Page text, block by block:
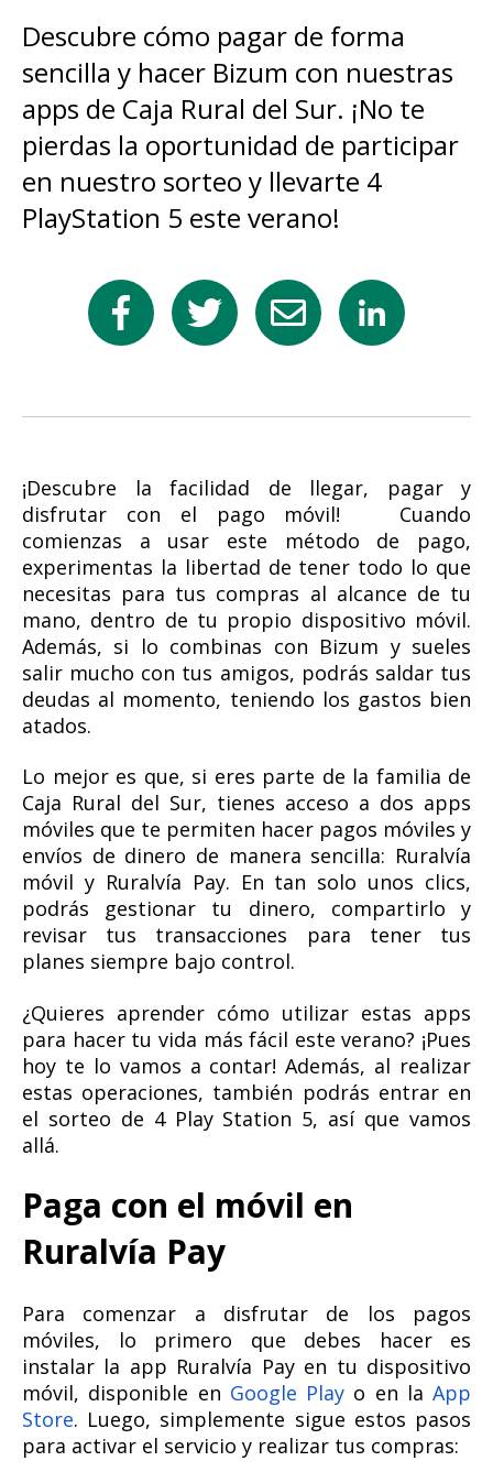
Descubre cómo pagar de forma
sencilla y hacer Bizum con nuestras
apps de Caja Rural del Sur. ¡No te
pierdas la oportunidad de participar
en nuestro sorteo y llevarte 4
PlayStation 5 este verano!
¡Descubre la facilidad de llegar, pagar y
disfrutar con el pago móvil! Cuando
comienzas a usar este método de pago,
experimentas la libertad de tener todo lo que
necesitas para tus compras al alcance de tu
mano, dentro de tu propio dispositivo móvil.
Además, si lo combinas con Bizum y sueles
salir mucho con tus amigos, podrás saldar tus
deudas al momento, teniendo los gastos bien
atados.
Lo mejor es que, si eres parte de la familia de
Caja Rural del Sur, tienes acceso a dos apps
móviles que te permiten hacer pagos móviles y
envíos de dinero de manera sencilla: Ruralvía
móvil y Ruralvía Pay. En tan solo unos clics,
podrás gestionar tu dinero, compartirlo y
revisar tus transacciones para tener tus
planes siempre bajo control.
¿Quieres aprender cómo utilizar estas apps
para hacer tu vida más fácil este verano? ¡Pues
hoy te lo vamos a contar! Además, al realizar
estas operaciones, también podrás entrar en
el sorteo de 4 Play Station 5, así que vamos
allá.
Paga con el móvil en
Ruralvía Pay
Para comenzar a disfrutar de los pagos
móviles, lo primero que debes hacer es
instalar la app Ruralvía Pay en tu dispositivo
móvil, disponible en Google Play o en la App
Store. Luego, simplemente sigue estos pasos
para activar el servicio y realizar tus compras: